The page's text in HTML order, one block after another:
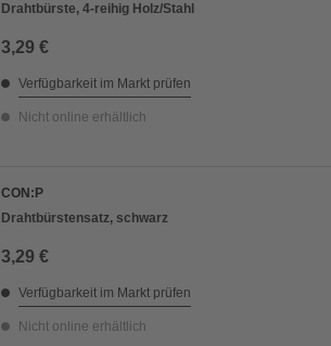
Drahtbürste, 4-reihig Holz/Stahl
3,29 €
Verfügbarkeit im Markt prüfen
Nicht online erhältlich
CON:P
Drahtbürstensatz, schwarz
3,29 €
Verfügbarkeit im Markt prüfen
Nicht online erhältlich